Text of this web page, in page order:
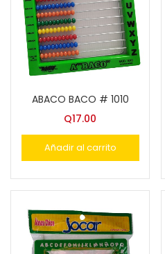
ABACO BACO # 1010
Q17.00
Añadir al carrito